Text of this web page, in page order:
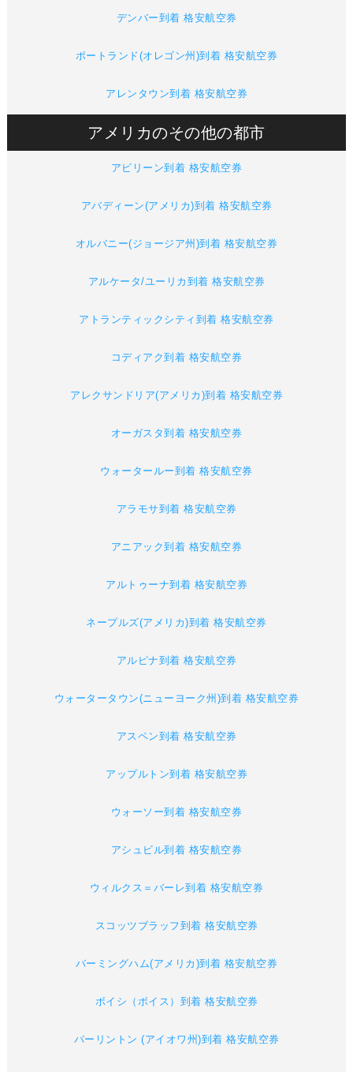
デンバー到着 格安航空券
ポートランド(オレゴン州)到着 格安航空券
アレンタウン到着 格安航空券
アメリカのその他の都市
アビリーン到着 格安航空券
アバディーン(アメリカ)到着 格安航空券
オルバニー(ジョージア州)到着 格安航空券
アルケータ/ユーリカ到着 格安航空券
アトランティックシティ到着 格安航空券
コディアク到着 格安航空券
アレクサンドリア(アメリカ)到着 格安航空券
オーガスタ到着 格安航空券
ウォータールー到着 格安航空券
アラモサ到着 格安航空券
アニアック到着 格安航空券
アルトゥーナ到着 格安航空券
ネープルズ(アメリカ)到着 格安航空券
アルピナ到着 格安航空券
ウォータータウン(ニューヨーク州)到着 格安航空券
アスペン到着 格安航空券
アップルトン到着 格安航空券
ウォーソー到着 格安航空券
アシュビル到着 格安航空券
ウィルクス＝バーレ到着 格安航空券
スコッツブラッフ到着 格安航空券
バーミングハム(アメリカ)到着 格安航空券
ボイシ（ボイス）到着 格安航空券
バーリントン (アイオワ州)到着 格安航空券